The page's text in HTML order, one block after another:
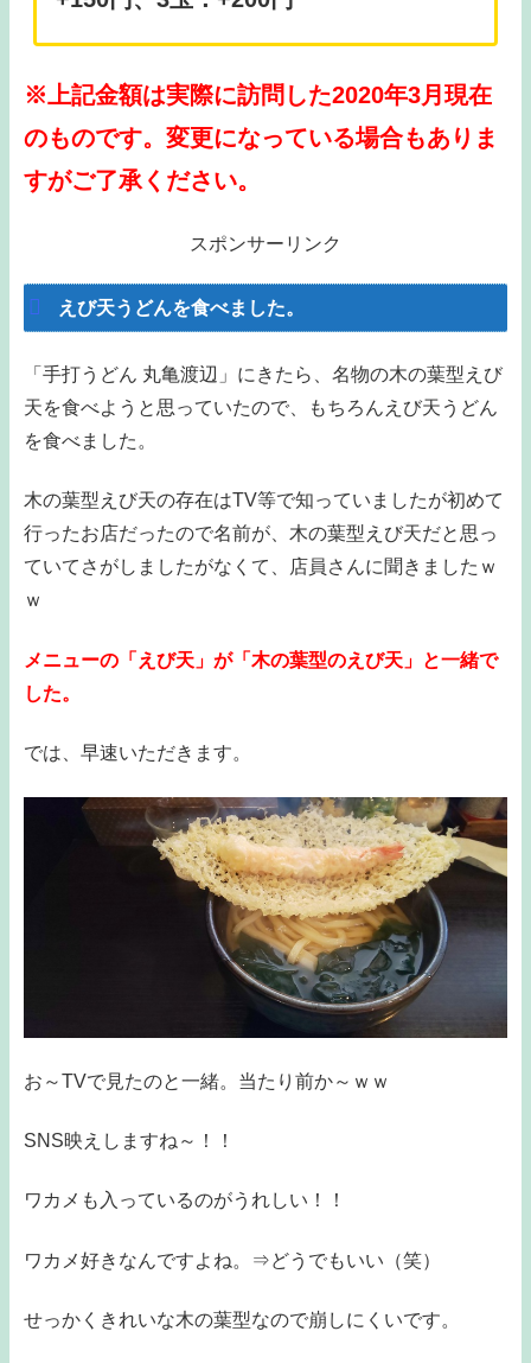
※上記金額は実際に訪問した2020年3月現在
のものです。変更になっている場合もありま
すがご了承ください。
スポンサーリンク
えび天うどんを食べました。
「手打うどん 丸亀渡辺」にきたら、名物の木の葉型えび
天を食べようと思っていたので、もちろんえび天うどん
を食べました。
木の葉型えび天の存在はTV等で知っていましたが初めて
行ったお店だったので名前が、木の葉型えび天だと思っ
ていてさがしましたがなくて、店員さんに聞きましたｗ
ｗ
メニューの「えび天」が「木の葉型のえび天」と一緒で
した。
では、早速いただきます。
お～TVで見たのと一緒。当たり前か～ｗｗ
SNS映えしますね～！！
ワカメも入っているのがうれしい！！
ワカメ好きなんですよね。⇒どうでもいい（笑）
せっかくきれいな木の葉型なので崩しにくいです。